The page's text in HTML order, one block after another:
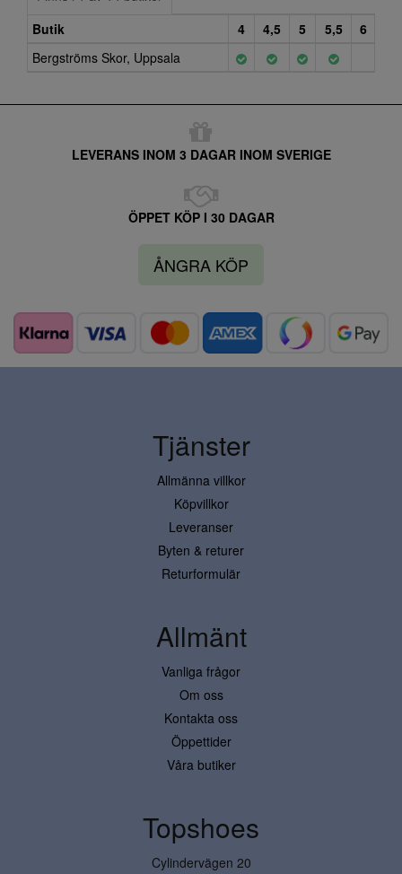
Butik
4 4,5 5 5,5
6
Bergströms Skor, Uppsala
LEVERANS INOM 3 DAGAR INOM SVERIGE
ÖPPET KÖP I 30 DAGAR
ÅNGRA KÖP
Tjänster
Allmänna villkor
Köpvillkor
Leveranser
Byten & returer
Returformulär
Allmänt
Vanliga frågor
Om oss
Kontakta oss
Öppettider
Våra butiker
Topshoes
Cylindervägen 20